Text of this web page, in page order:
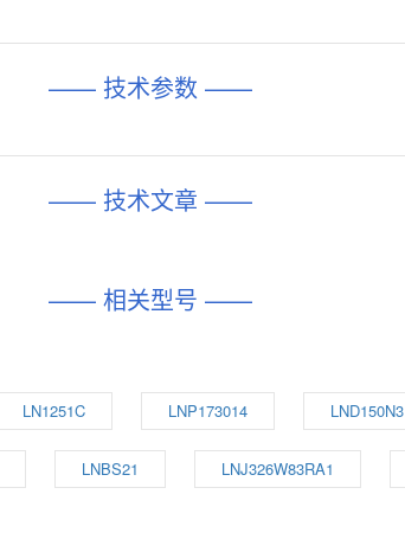
—— 技术参数 ——
—— 技术文章 ——
—— 相关型号 ——
LN1251C LNP173014 LND150N3
LNBS21 LNJ326W83RA1